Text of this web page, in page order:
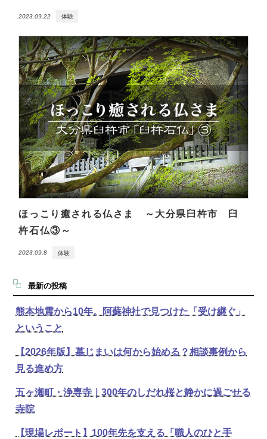
2023.09.22 体験
ほっこり癒される仏さま ～大分県臼杵市 臼
杵石仏③～
2023.09.8 体験
最新の投稿
熊本地震から10年。阿蘇神社で見つけた「受け継ぐ」
ということ
【2026年版】墓じまいは何から始める？相談事例から
見る進め方
五ヶ瀬町・浄専寺｜300年のしだれ桜と静かに過ごせる
寺院
【現場レポート】100年先を支える「職人のひと手